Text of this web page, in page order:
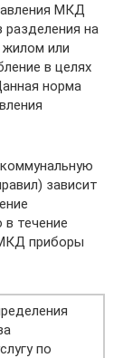
МКД
разделения на
жилом или
в целях
норма
зависит
течение
приборы
по